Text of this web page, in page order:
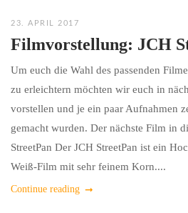
23. APRIL 2017
Filmvorstellung: JCH
Um euch die Wahl des passenden
zu erleichtern möchten wir euch in
vorstellen und je ein paar Aufnahmen
gemacht wurden. Der nächste Film in
StreetPan Der JCH StreetPan ist ein
Weiß-Film mit sehr feinem Korn....
Continue reading